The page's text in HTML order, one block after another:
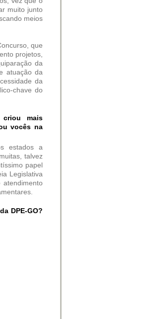
muito junto
meios
que
projetos,
da
atuação da
da
chave do
criou mais
vocês na
estados a
talvez
papel
Legislativa
DPE-GO?